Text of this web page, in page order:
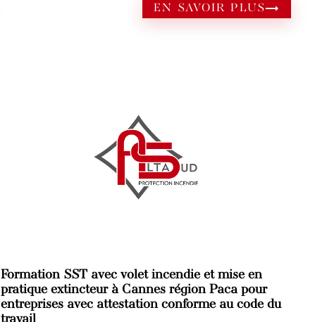
EN SAVOIR PLUS
Formation SST avec volet incendie et mise en
pratique extincteur à Cannes région Paca pour
entreprises avec attestation conforme au code du